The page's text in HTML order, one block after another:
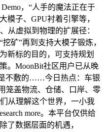
，“人手的魔法正在于
模子、GPU衬着引擎等，
从虚拟到物理的扩展径：
矿”再到支持大模子锻炼，
新标的目的，可支持规划
。MoonBit社区用户已从晚
不敷的……今日热点：车银
笼盖物流、仓储、口岸、零
从理解这个世界，一小我
more。本平台仅供给
了数据层面的机遇，